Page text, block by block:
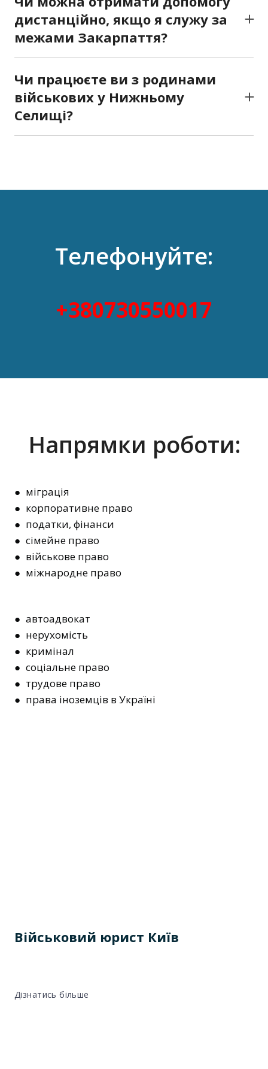
разі потреби оскаржуємо їх у суді.
дистанційно, якщо я служу за
межами Закарпаття?
Так. Ми проводимо онлайн- та телефонні
правову підтримку незалежно від місця
перебування.
Чи працюєте ви з родинами
військових у Нижньому
Селищі?
Так. Ми допомагаємо оформити статуси,
Телефонуйте:
+380730550017
Напрямки роботи:
● міграція
● корпоративне право
● податки, фінанси
● сімейне право
● військове право
● міжнародне право
● автоадвокат
● нерухомість
● кримінал
● соціальне право
● трудове право
● права іноземців в Україні
Військовий юрист Київ
Дізнатись більше